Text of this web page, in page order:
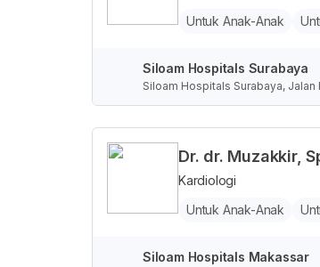
Untuk Anak-Anak
Siloam Hospitals Surabaya
Siloam Hospitals Surabaya,
Dr. dr. Muzakkir,
Kardiologi
Untuk Anak-Anak
Siloam Hospitals Makassar